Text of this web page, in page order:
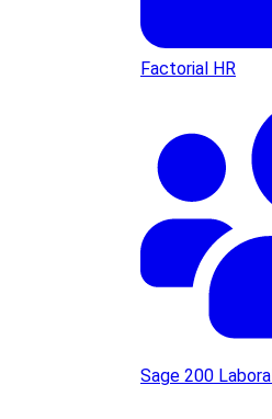
Factorial HR
Sage 200 Laboral